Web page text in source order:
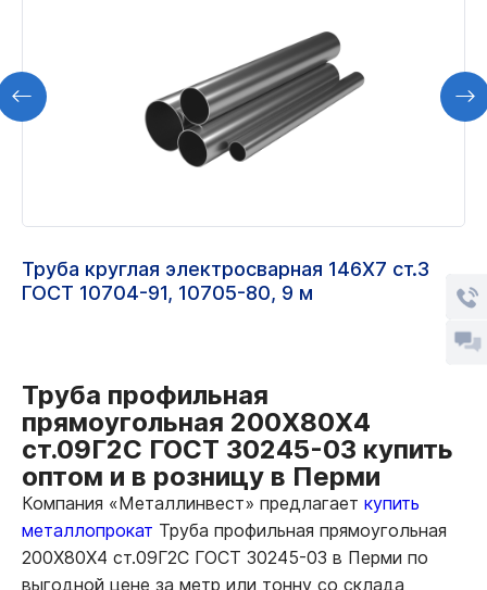
Труба круглая электросварная 146Х7 ст.3
ГОСТ 10704-91, 10705-80, 9 м
Труба профильная
прямоугольная 200Х80Х4
ст.09Г2С ГОСТ 30245-03 купить
оптом и в розницу в Перми
Компания «Металлинвест» предлагает купить
металлопрокат Труба профильная прямоугольная
200Х80Х4 ст.09Г2С ГОСТ 30245-03 в Перми по
выгодной цене за метр или тонну со склада